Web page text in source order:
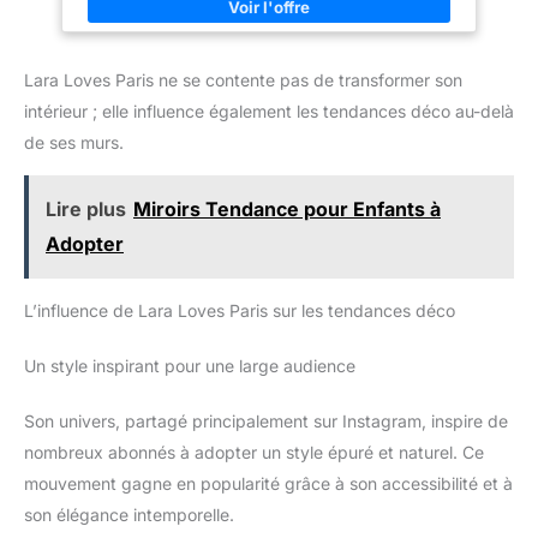
Lara Loves Paris ne se contente pas de transformer son
intérieur ; elle influence également les tendances déco au-delà
de ses murs.
Lire plus Miroirs Tendance pour Enfants à
Adopter
L’influence de Lara Loves Paris sur les tendances déco
Un style inspirant pour une large audience
Son univers, partagé principalement sur Instagram, inspire de
nombreux abonnés à adopter un style épuré et naturel. Ce
mouvement gagne en popularité grâce à son accessibilité et à
son élégance intemporelle.